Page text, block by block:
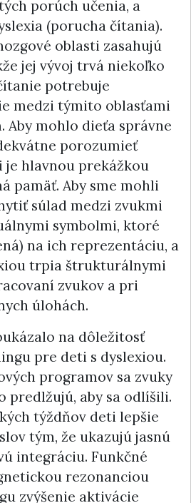
porúch učenia, a
(porucha čítania).
oblasti zasahujú
jej vývoj trvá niekoľko
potrebuje
medzi týmito oblasťami
Aby mohlo dieťa správne
porozumieť
je hlavnou prekážkou
pamäť. Aby sme mohli
súlad medzi zvukmi
symbolmi, ktoré
na ich reprezentáciu, a
trpia štrukturálnymi
zvukov a pri
úlohách.
na dôležitosť
pre deti s dyslexiou.
programov sa zvuky
predlžujú, aby sa odlíšili.
týždňov deti lepšie
tým, že ukazujú jasnú
integráciu. Funkčné
rezonanciou
zvýšenie aktivácie